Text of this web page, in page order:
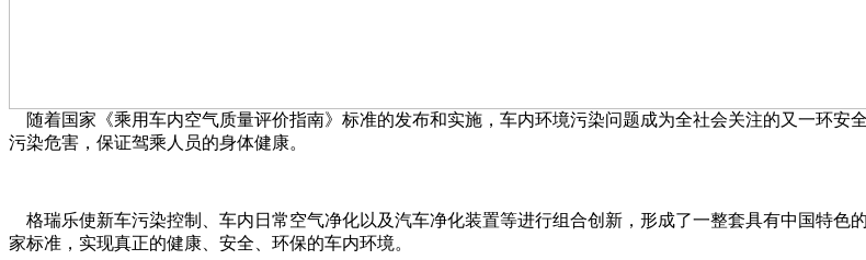
随着国家《乘用车内空气质量评价指南》标准的发布和实施，车内环境污染问题成为全社会关注的又一环安
污染危害，保证驾乘人员的身体健康。
格瑞乐使新车污染控制、车内日常空气净化以及汽车净化装置等进行组合创新，形成了一整套具有中国特色
家标准，实现真正的健康、安全、环保的车内环境。